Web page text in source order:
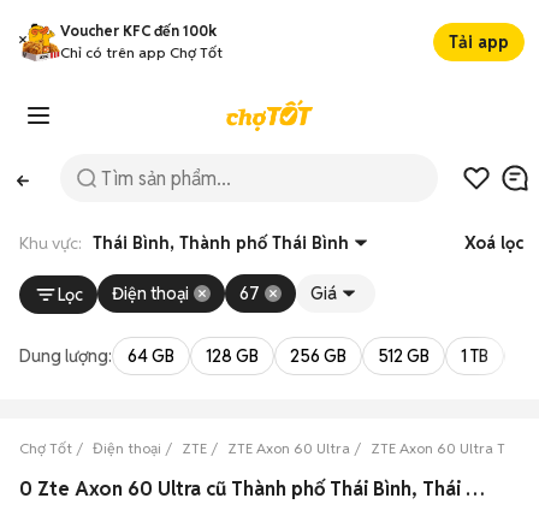
Voucher KFC đến 100k
Chỉ có trên app Chợ Tốt
Tải app
Khu vực: Thái Bình, Thành phố Thái Bình Xoá lọc
Lọc Điện thoại 67 Giá
Dung lượng: 64 GB 128 GB 256 GB 512 GB 1 TB
Chợ Tốt Điện thoại ZTE ZTE Axon 60 Ultra ZTE Axon 60 Ultra Thái
0 Zte Axon 60 Ultra cũ Thành phố Thái Bình, Thái Bình đẹp